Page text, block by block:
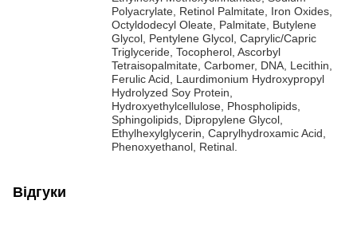
Polyacrylate, Retinol Palmitate, Iron Oxides,
Octyldodecyl Oleate, Palmitate, Butylene
Glycol, Pentylene Glycol, Caprylic/Capric
Triglyceride, Tocopherol, Ascorbyl
Tetraisopalmitate, Carbomer, DNA, Lecithin,
Ferulic Acid, Laurdimonium Hydroxypropyl
Hydrolyzed Soy Protein,
Hydroxyethylcellulose, Phospholipids,
Sphingolipids, Dipropylene Glycol,
Ethylhexylglycerin, Caprylhydroxamic Acid,
Phenoxyethanol, Retinal.
Відгуки